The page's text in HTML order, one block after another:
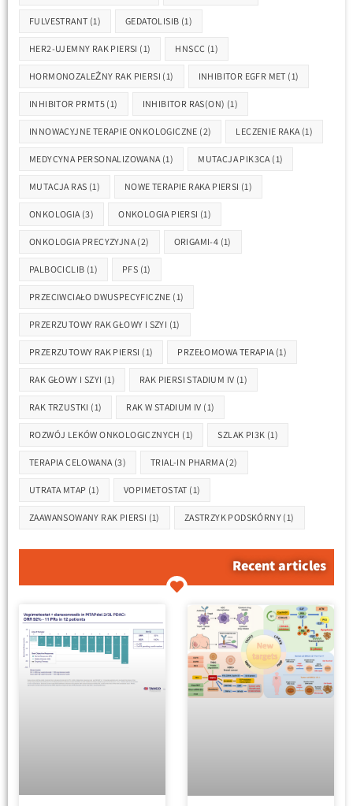
FULVESTRANT (1) GEDATOLISIB (1)
HER2-UJEMNY RAK PIERSI (1) HNSCC (1)
HORMONOZALEŻNY RAK PIERSI (1) INHIBITOR EGFR MET (1)
INHIBITOR PRMT5 (1) INHIBITOR RAS(ON) (1)
INNOWACYJNE TERAPIE ONKOLOGICZNE (2) LECZENIE RAKA (1)
MEDYCYNA PERSONALIZOWANA (1) MUTACJA PIK3CA (1)
MUTACJA RAS (1) NOWE TERAPIE RAKA PIERSI (1)
ONKOLOGIA (3) ONKOLOGIA PIERSI (1)
ONKOLOGIA PRECYZYJNA (2) ORIGAMI-4 (1)
PALBOCICLIB (1) PFS (1)
PRZECIWCIAŁO DWUSPECYFICZNE (1)
PRZERZUTOWY RAK GŁOWY I SZYI (1)
PRZERZUTOWY RAK PIERSI (1) PRZEŁOMOWA TERAPIA (1)
RAK GŁOWY I SZYI (1) RAK PIERSI STADIUM IV (1)
RAK TRZUSTKI (1) RAK W STADIUM IV (1)
ROZWÓJ LEKÓW ONKOLOGICZNYCH (1) SZLAK PI3K (1)
TERAPIA CELOWANA (3) TRIAL-IN PHARMA (2)
UTRATA MTAP (1) VOPIMETOSTAT (1)
ZAAWANSOWANY RAK PIERSI (1) ZASTRZYK PODSKÓRNY (1)
Recent articles